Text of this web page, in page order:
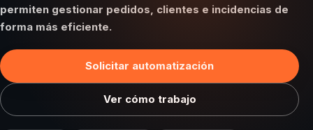
permiten gestionar pedidos, clientes e incidencias de
forma más eficiente.
Solicitar automatización
Ver cómo trabajo